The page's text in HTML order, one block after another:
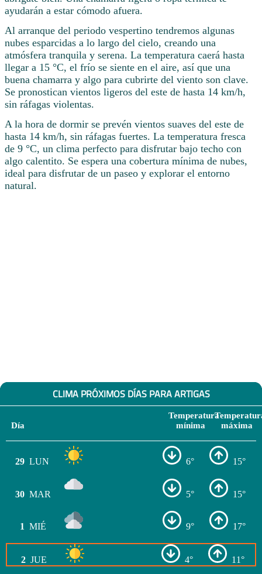
ayudarán a estar cómodo afuera.
Al arranque del periodo vespertino tendremos algunas
nubes esparcidas a lo largo del cielo, creando una
atmósfera tranquila y serena. La temperatura caerá hasta
llegar a 15 °C, el frío se siente en el aire, así que una
buena chamarra y algo para cubrirte del viento son clave.
Se pronostican vientos ligeros del este de hasta 14 km/h,
sin ráfagas violentas.
A la hora de dormir se prevén vientos suaves del este de
hasta 14 km/h, sin ráfagas fuertes. La temperatura fresca
de 9 °C, un clima perfecto para disfrutar bajo techo con
algo calentito. Se espera una cobertura mínima de nubes,
ideal para disfrutar de un paseo y explorar el entorno
natural.
CLIMA PRÓXIMOS DÍAS PARA ARTIGAS
Día
Temperatura
mínima
máxima
29 LUN 6° 15°
30 MAR 5° 15°
1 MIÉ 9° 17°
2 JUE 4° 11°